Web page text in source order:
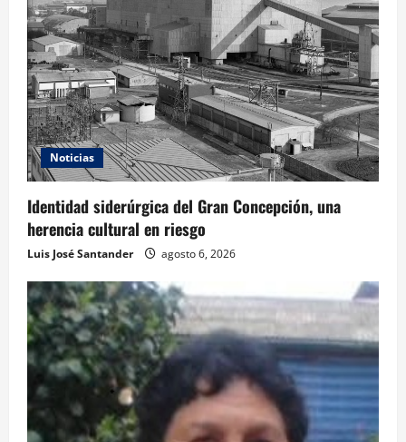
Noticias
Identidad siderúrgica del Gran Concepción, una
herencia cultural en riesgo
Luis José Santander agosto 6, 2026